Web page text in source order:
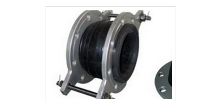
ligação de eixos rotativos, que
possivelmente sofrem
desalinhamento, necessitam da
proteção de um elemento de
borracha de acoplamento para